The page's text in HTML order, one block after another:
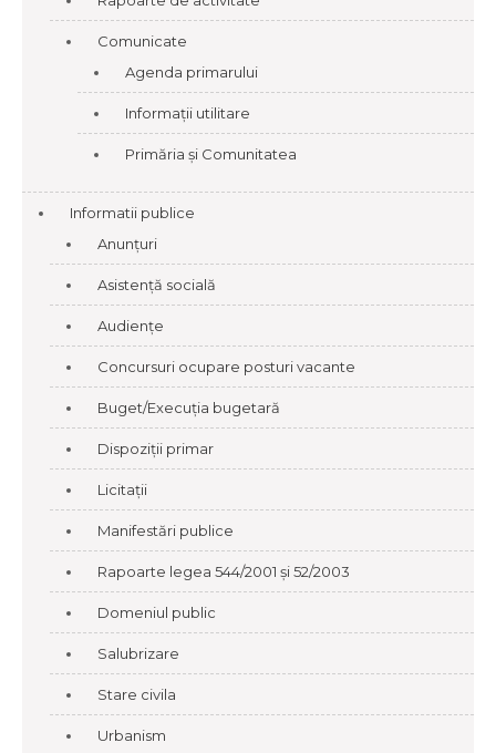
Comunicate
Agenda primarului
Informații utilitare
Primăria și Comunitatea
Informatii publice
Anunțuri
Asistență socială
Audiențe
Concursuri ocupare posturi vacante
Buget/Execuția bugetară
Dispoziții primar
Licitații
Manifestări publice
Rapoarte legea 544/2001 și 52/2003
Domeniul public
Salubrizare
Stare civila
Urbanism